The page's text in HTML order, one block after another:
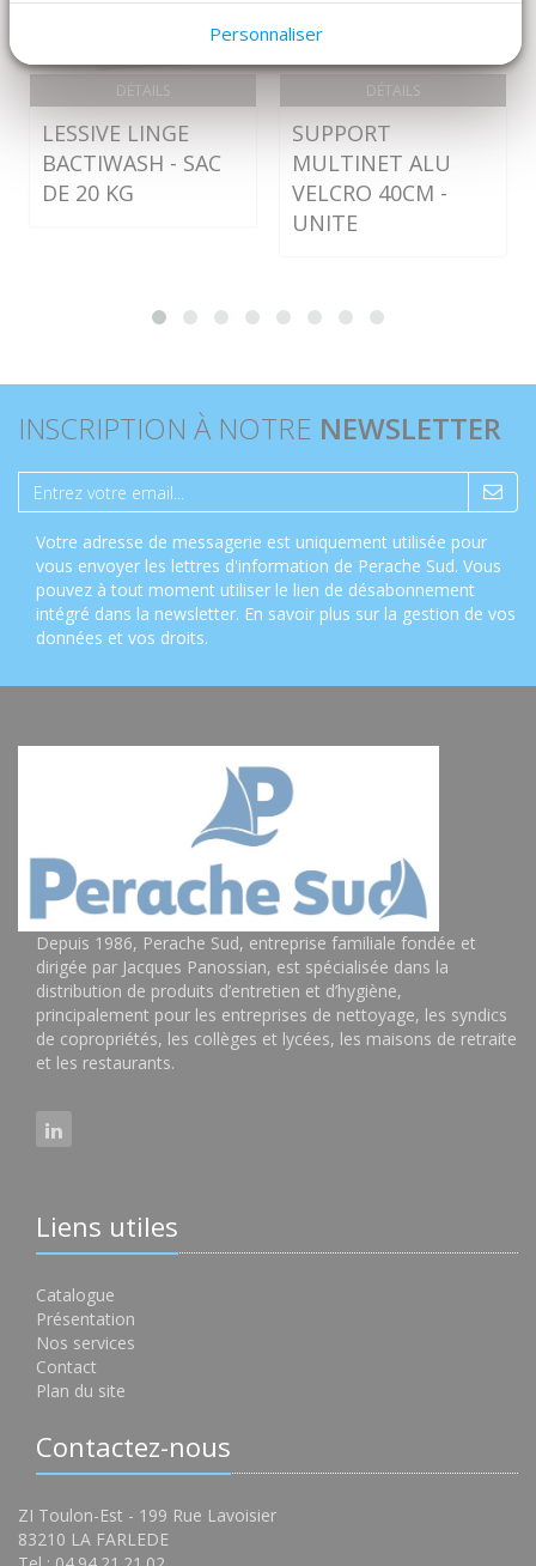
DÉTAILS
LESSIVE LINGE
BACTIWASH - SAC
DE 20 KG
DÉTAILS
SUPPORT
MULTINET ALU
VELCRO 40CM -
UNITE
INSCRIPTION À NOTRE NEWSLETTER
Votre adresse de messagerie est uniquement utilisée pour
vous envoyer les lettres d'information de Perache Sud. Vous
pouvez à tout moment utiliser le lien de désabonnement
intégré dans la newsletter. En savoir plus sur la gestion de vos
données et vos droits.
Depuis 1986, Perache Sud, entreprise familiale fondée et
dirigée par Jacques Panossian, est spécialisée dans la
distribution de produits d’entretien et d’hygiène,
principalement pour les entreprises de nettoyage, les syndics
de copropriétés, les collèges et lycées, les maisons de retraite
et les restaurants.
Liens utiles
Catalogue
Présentation
Nos services
Contact
Plan du site
Contactez-nous
ZI Toulon-Est - 199 Rue Lavoisier
83210 LA FARLEDE
Personnaliser